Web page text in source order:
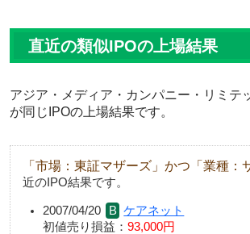
直近の類似IPOの上場結果
アジア・メディア・カンパニー・リミテ
が同じIPOの上場結果です。
「市場：東証マザーズ」かつ「業種：
近のIPO結果です。
2007/04/20
ケアネット
初値売り損益： 93,000円